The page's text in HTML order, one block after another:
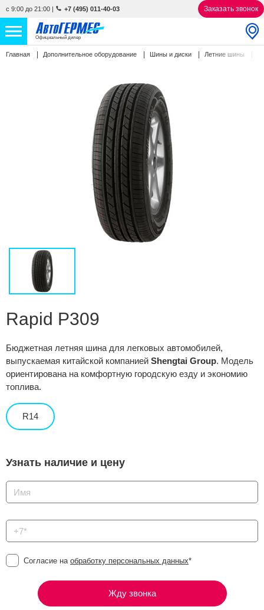
с 9:00 до 21:00 | +7 (495) 011-40-03 Заказать звонок
Официальный дилер
НОВЫЕ АВТОМОБИЛИ 4763 авто
Избранное
Сравнение
Личный кабинет
Главная Дополнительное оборудование Шины и диски Летние шины
Rapid P309
Бюджетная летняя шина для легковых автомобилей,
выпускаемая китайской компанией Shengtai Group. Модель
ориентирована на комфортную городскую езду и экономию
топлива.
R14
Узнать наличие и цену
Согласие на обработку персональных данных*
Жду звонка